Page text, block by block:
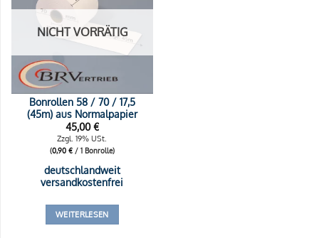
NICHT VORRÄTIG
Bonrollen 58 / 70 / 17,5
(45m) aus Normalpapier
45,00€
Zzgl. 19% USt.
(0,90 €/ 1 Bonrolle)
deutschlandweit
versandkostenfrei
WEITERLESEN